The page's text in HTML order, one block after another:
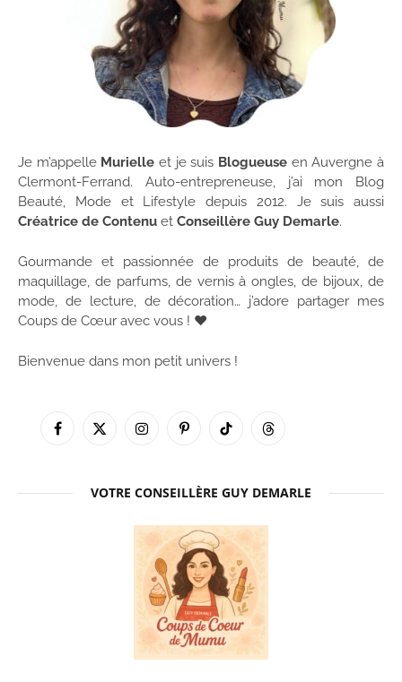
Je m’appelle Murielle et je suis Blogueuse en Auvergne à
Clermont-Ferrand. Auto-entrepreneuse, j’ai mon Blog
Beauté, Mode et Lifestyle depuis 2012. Je suis aussi
Créatrice de Contenu et Conseillère Guy Demarle.
Gourmande et passionnée de produits de beauté, de
maquillage, de parfums, de vernis à ongles, de bijoux, de
mode, de lecture, de décoration… j’adore partager mes
Coups de Cœur avec vous ! ♥
Bienvenue dans mon petit univers !
Facebook
X
InstagramPinterestTikTok Threads
VOTRE CONSEILLÈRE GUY DEMARLE